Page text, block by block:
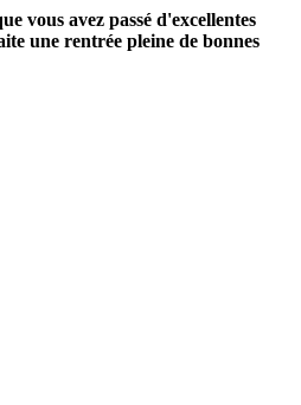
vous avez passé d'excellentes
une rentrée pleine de bonnes